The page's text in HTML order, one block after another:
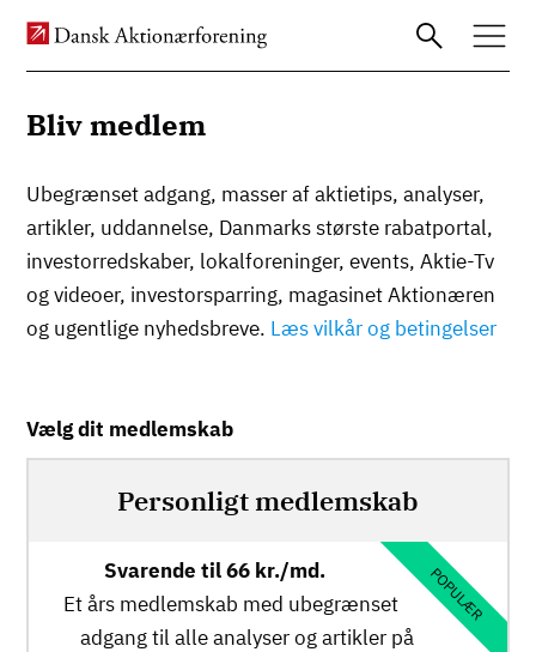
til
hovedindhold
Bliv medlem
Ubegrænset adgang, masser af aktietips, analyser,
artikler, uddannelse, Danmarks største rabatportal,
investorredskaber, lokalforeninger, events, Aktie-Tv
og videoer, investorsparring, magasinet Aktionæren
og ugentlige nyhedsbreve. Læs vilkår og betingelser
Vælg dit medlemskab
Personligt medlemskab
POPULÆR
Svarende til 66 kr./md.
Et års medlemskab med ubegrænset
adgang til alle analyser og artikler på